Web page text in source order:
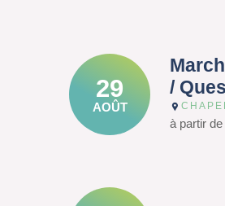
29
AOÛT
/
à partir